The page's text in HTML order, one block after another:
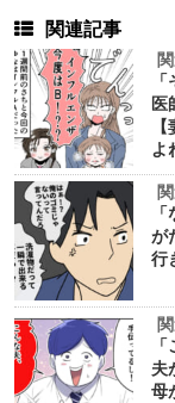
関連記事
医
よ
が
行
夫
母